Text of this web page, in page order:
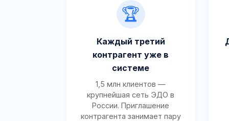
🏆
Каждый третий
контрагент уже в
системе
1,5 млн клиентов —
крупнейшая сеть ЭДО в
России. Приглашение
контрагента занимает пару